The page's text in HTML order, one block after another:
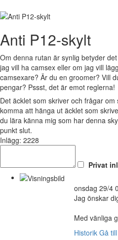
Anti P12-skylt
Om denna rutan är synlig betyder
jag vill ha camsex eller om jag vill
camsexare? Är du en groomer? Vill
pengar? Pssst, det är emot reglerna!
Det äcklet som skriver och frågar
komma att hänga ut äcklet som
du lära känna mig som har denna
punkt slut.
Inlägg: 2228
Privat
onsdag 29/4
Jag önskar
Med vänliga
Historik Gå till